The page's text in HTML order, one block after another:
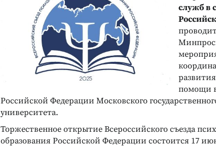
служб в
помощи
Российской Федерации Московского
университета.
Торжественное открытие Всероссийского съезда
образования Российской Федерации состоится 17